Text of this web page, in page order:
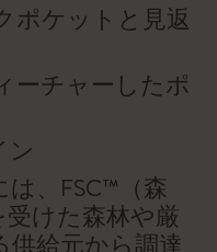
ポケットと見返
ーチャーしたポ
ン
は、FSC™（森
けた森林や厳
供給元から調達